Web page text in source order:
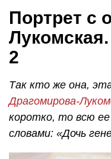
Портрет с
2
Так кто же она,
Драгомирова-
коротко, то всю
словами: «Дочь